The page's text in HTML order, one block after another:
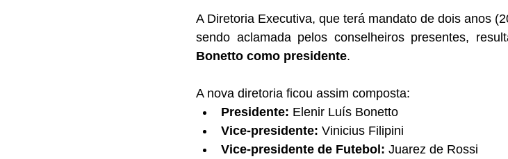
A Diretoria Executiva, que terá mandato de dois anos
sendo aclamada pelos conselheiros presentes,
Bonetto como presidente.
A nova diretoria ficou assim composta:
Presidente: Elenir Luís Bonetto
Vice-presidente: Vinicius Filipini
Vice-presidente de Futebol: Juarez de Rossi